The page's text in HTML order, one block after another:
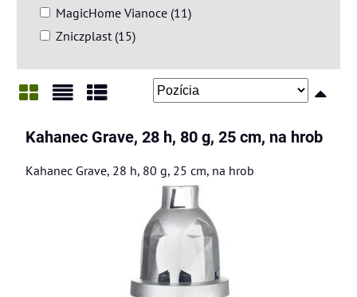
MagicHome Vianoce (11)
Zniczplast (15)
Kahanec Grave, 28 h, 80 g, 25 cm, na hrob
Kahanec Grave, 28 h, 80 g, 25 cm, na hrob